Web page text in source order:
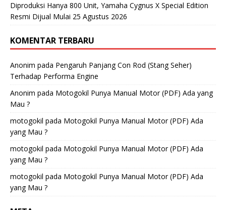
Diproduksi Hanya 800 Unit, Yamaha Cygnus X Special Edition
Resmi Dijual Mulai 25 Agustus 2026
KOMENTAR TERBARU
Anonim pada Pengaruh Panjang Con Rod (Stang Seher)
Terhadap Performa Engine
Anonim pada Motogokil Punya Manual Motor (PDF) Ada yang
Mau ?
motogokil pada Motogokil Punya Manual Motor (PDF) Ada
yang Mau ?
motogokil pada Motogokil Punya Manual Motor (PDF) Ada
yang Mau ?
motogokil pada Motogokil Punya Manual Motor (PDF) Ada
yang Mau ?